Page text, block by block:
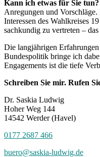
Kann ich etwas für Sie tun?
Anregungen und
Interessen des Wahlkreises
sachkundig zu vertreten –
Die langjährigen
Bundespolitik bringe ich
Engagements ist die tiefe
Schreiben Sie mir. Rufen
Dr. Saskia Ludwig
Hoher Weg 144
14542 Werder (Havel)
0177 2687 466
buero@saskia-ludwig.de